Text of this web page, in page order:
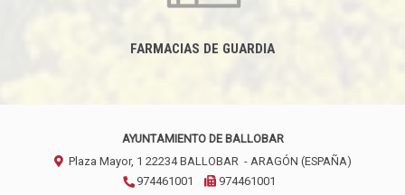
FARMACIAS DE GUARDIA
AYUNTAMIENTO DE BALLOBAR
Plaza Mayor, 1 22234 BALLOBAR - ARAGÓN (ESPAÑA)
974461001
974461001